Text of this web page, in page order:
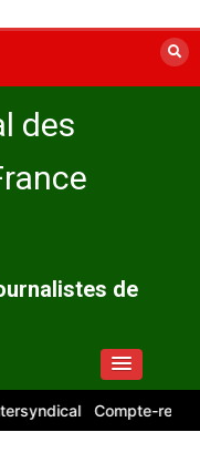
des
de
Compte-rendu